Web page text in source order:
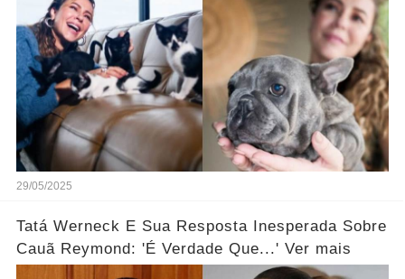
29/05/2025
Tatá Werneck E Sua Resposta Inesperada Sobre
Cauã Reymond: 'É Verdade Que...' Ver mais